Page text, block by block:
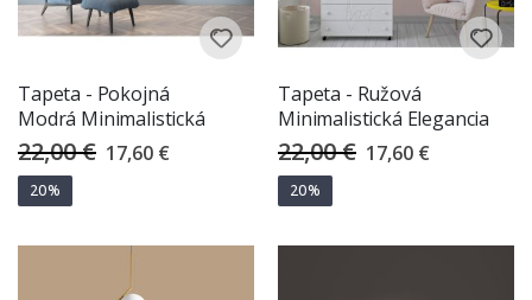
Tapeta - Pokojná
Modrá Minimalistická
22,00 € Special
Price
17,60 €
20%
Tapeta - Ružová
Minimalistická Elegancia
22,00 € Special
Price
17,60 €
20%